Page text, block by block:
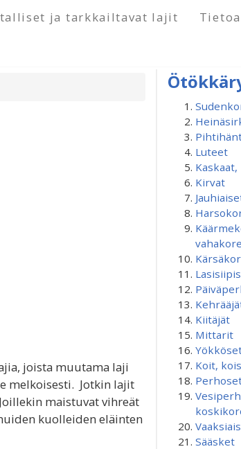
ja tarkkailtavat lajit
joista muutama laji
melkoisesti. Jotkin lajit
maistuvat vihreät
kuolleiden eläinten
Luteet
Kirvat
Kiitäjät
Mittarit
Koit,
Sääsket